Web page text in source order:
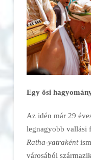
Egy ősi
Az idén már 29
legnagyobb vallási
Ratha-yatraként
városából